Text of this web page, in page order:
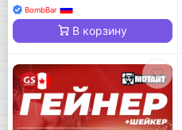
BombBar
В корзину